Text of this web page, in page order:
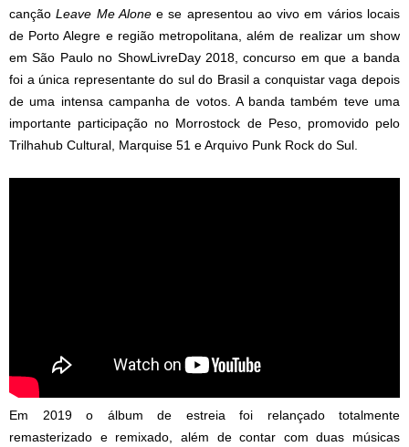
cançãoLeave Me Alonee se apresentou ao vivo em vários locais
de Porto Alegre e região metropolitana, além de realizar um show
em São Paulo no ShowLivreDay 2018, concurso em que a banda
foi a única representante do sul do Brasil a conquistar vaga depois
de uma intensa campanha de votos. A banda também teve uma
importante participação no Morrostock de Peso, promovido pelo
Trilhahub Cultural, Marquise 51 e Arquivo Punk Rock do Sul.
Em 2019 o álbum de estreia foi relançado totalmente
remasterizado e remixado, além de contar com duas músicas